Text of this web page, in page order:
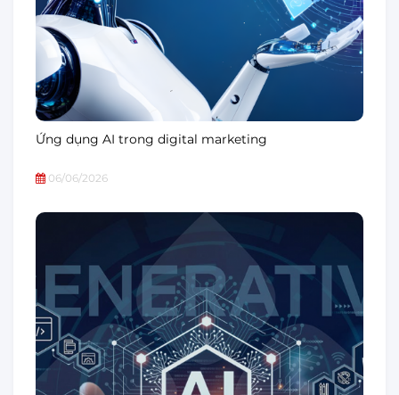
Ứng dụng AI trong digital marketing
06/06/2026